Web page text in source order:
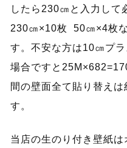
したら230㎝と入力して
230㎝×10枚 50㎝×4枚
す。不安な方は10㎝プ
場合ですと
間の壁面全て貼り替え
す。
当店の生のり付き壁紙